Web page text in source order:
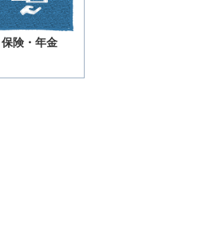
保険・年金